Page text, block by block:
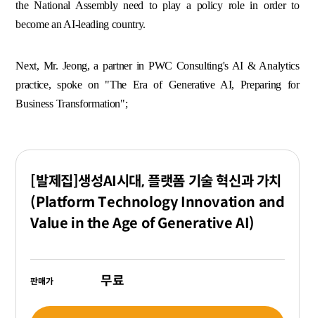
the National Assembly need to play a policy role in order to
become an AI-leading country.
Next, Mr. Jeong, a partner in PWC Consulting's AI & Analytics
practice, spoke on "The Era of Generative AI, Preparing for
Business Transformation";
[발제집]생성AI시대, 플랫폼 기술 혁신과 가치
(Platform Technology Innovation and
Value in the Age of Generative AI)
판매가 무료